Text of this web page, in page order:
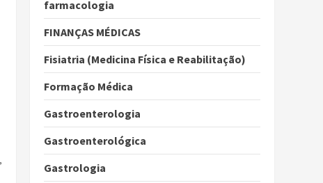
farmacologia
FINANÇAS MÉDICAS
Fisiatria (Medicina Física e Reabilitação)
Formação Médica
Gastroenterologia
Gastroenterológica
Gastrologia